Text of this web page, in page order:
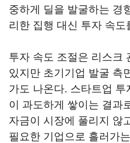
중하게 딜을 발굴하는 경
리한 집행 대신 투자 속
투자 속도 조절은 리스크
있지만 초기기업 발굴 측
가도 나온다. 스타트업
이 과도하게 쌓이는 결과
자금이 시장에 풀리지 않
필요한 기업으로 흘러가